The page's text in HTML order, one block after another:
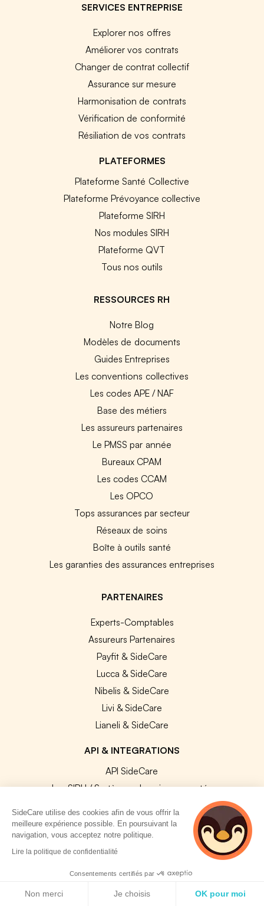
SERVICES ENTREPRISE
Explorer nos offres
Améliorer vos contrats
Changer de contrat collectif
Assurance sur mesure
Harmonisation de contrats
Vérification de conformité
Résiliation de vos contrats
PLATEFORMES
Plateforme Santé Collective
Plateforme Prévoyance collective
Plateforme SIRH
Nos modules SIRH
Plateforme QVT
Tous nos outils
RESSOURCES RH
Notre Blog
Modèles de documents
Guides Entreprises
Les conventions collectives
Les codes APE / NAF
Base des métiers
Les assureurs partenaires
Le PMSS par année
Bureaux CPAM
Les codes CCAM
Les OPCO
Tops assurances par secteur
Réseaux de soins
Boîte à outils santé
Les garanties des assurances entreprises
PARTENAIRES
Experts-Comptables
Assureurs Partenaires
Payfit & SideCare
Lucca & SideCare
Nibelis & SideCare
Livi & SideCare
Lianeli & SideCare
API & INTEGRATIONS
API SideCare
Les SIRH / Systèmes de paie connectés
A PROPOS
Se connecter
Nous contacter
Notre équipe
SideCare utilise des cookies afin de vous offrir la
meilleure expérience possible. En poursuivant la
navigation, vous acceptez notre politique.
Lire la politique de confidentialité
Consentements certifiés par
Non merci Je choisis OK pour moi
2 personnes
consultent
actuellement cette